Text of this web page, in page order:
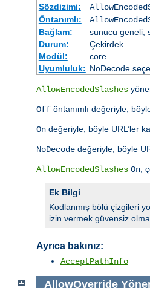
Sözdizimi:
Öntanımlı:
Bağlam:
sunucu geneli,
Durum:
Çekirdek
Modül:
core
Uyumluluk: NoDecode
AllowEncodedSlashes
Off öntanımlı değeriyle,
On değeriyle, böyle URL’ler
NoDecode değeriyle, böyle
AllowEncodedSlashes On ,
Ek Bilgi
Kodlanmış bölü çizgileri
izin vermek güvensiz
Ayrıca bakınız:
AcceptPathInfo
AllowOverride